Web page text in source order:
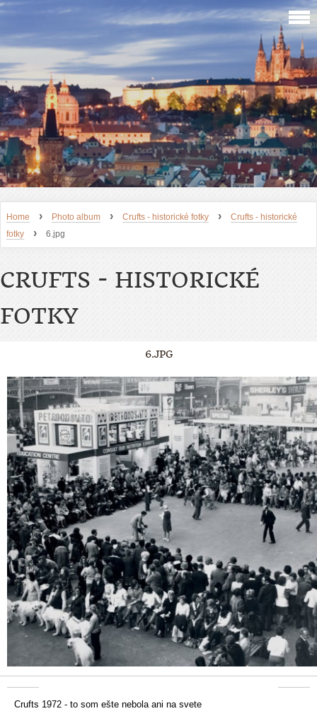
Home › Photo album › Crufts - historické fotky ›
Crufts - historické
fotky
› 6.jpg
CRUFTS - HISTORICKÉ
FOTKY
6.JPG
Crufts 1972 - to som ešte nebola ani na svete